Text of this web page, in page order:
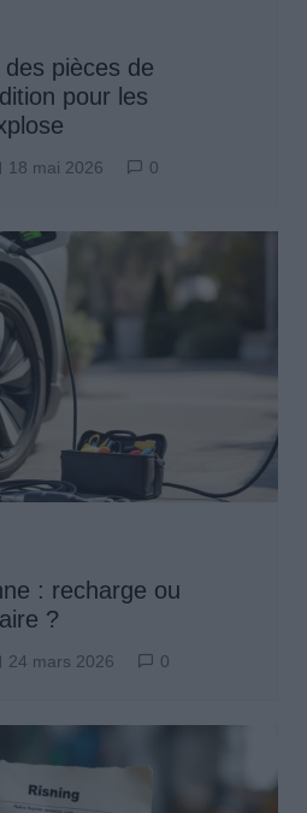
pièces de
pour les
18 mai 2026 0
: recharge ou
?
24 mars 2026 0